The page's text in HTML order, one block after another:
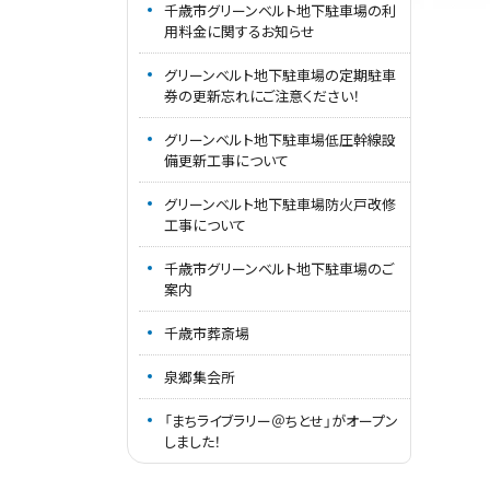
千歳市グリーンベルト地下駐車場の利
用料金に関するお知らせ
グリーンベルト地下駐車場の定期駐車
券の更新忘れにご注意ください！
グリーンベルト地下駐車場低圧幹線設
備更新工事について
グリーンベルト地下駐車場防火戸改修
工事について
千歳市グリーンベルト地下駐車場のご
案内
千歳市葬斎場
泉郷集会所
「まちライブラリー＠ちとせ」がオープン
しました！